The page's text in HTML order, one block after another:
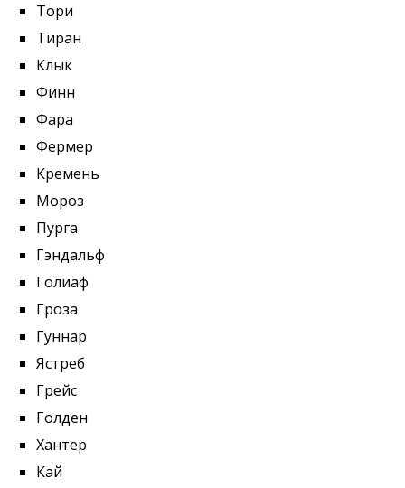
Тори
Тиран
Клык
Финн
Фара
Фермер
Кремень
Мороз
Пурга
Гэндальф
Голиаф
Гроза
Гуннар
Ястреб
Грейс
Голден
Хантер
Кай